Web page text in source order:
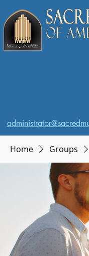
Home Groups